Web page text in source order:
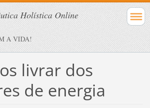
Holística Online
A VIDA!
livrar dos
de energia